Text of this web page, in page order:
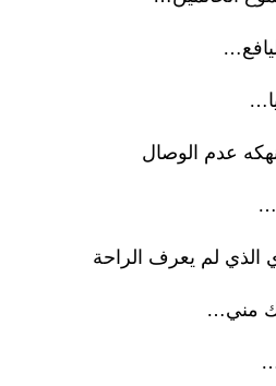
عدم الوصال
لم يعرف الراحة
مني…